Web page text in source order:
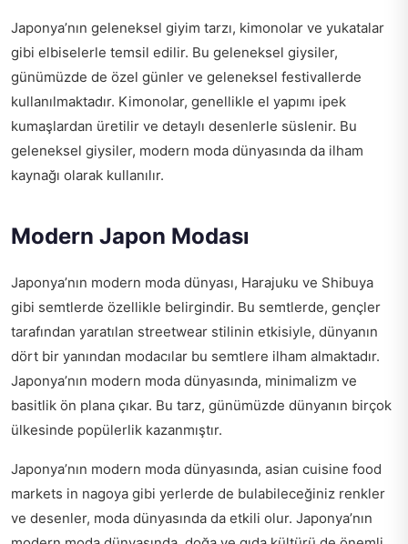
Japonya’nın geleneksel giyim tarzı, kimonolar ve yukatalar
gibi elbiselerle temsil edilir. Bu geleneksel giysiler,
günümüzde de özel günler ve geleneksel festivallerde
kullanılmaktadır. Kimonolar, genellikle el yapımı ipek
kumaşlardan üretilir ve detaylı desenlerle süslenir. Bu
geleneksel giysiler, modern moda dünyasında da ilham
kaynağı olarak kullanılır.
Modern Japon Modası
Japonya’nın modern moda dünyası, Harajuku ve Shibuya
gibi semtlerde özellikle belirgindir. Bu semtlerde, gençler
tarafından yaratılan streetwear stilinin etkisiyle, dünyanın
dört bir yanından modacılar bu semtlere ilham almaktadır.
Japonya’nın modern moda dünyasında, minimalizm ve
basitlik ön plana çıkar. Bu tarz, günümüzde dünyanın birçok
ülkesinde popülerlik kazanmıştır.
Japonya’nın modern moda dünyasında, asian cuisine food
markets in nagoya gibi yerlerde de bulabileceğiniz renkler
ve desenler, moda dünyasında da etkili olur. Japonya’nın